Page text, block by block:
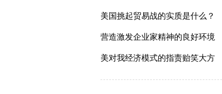
美国挑起贸易战的实质是什么？
营造激发企业家精神的良好环境
美对我经济模式的指责贻笑大方